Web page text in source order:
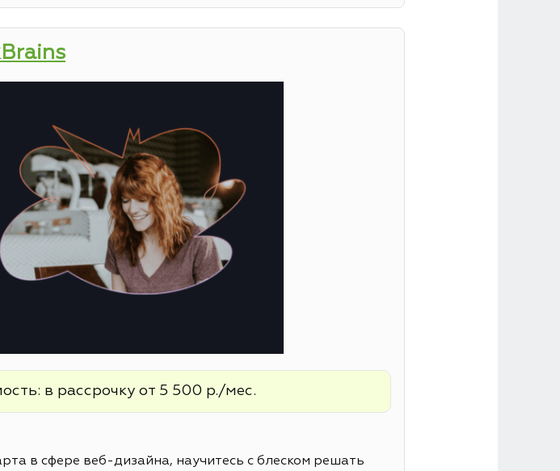
в рассрочку от 5 500 р./мес.
в сфере веб-дизайна, научитесь с блеском решать